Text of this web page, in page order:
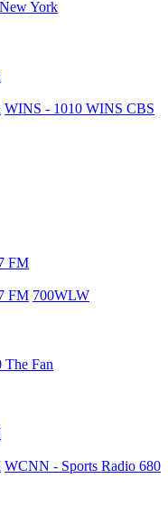
York
WINS - 1010 WINS CBS
FM
FM 700WLW
The Fan
WCNN - Sports Radio 680